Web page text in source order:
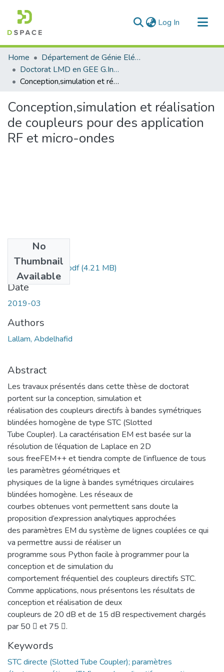
Log In (current)
Communities & Collections
All of DSpace
Statistics
Home
Département de Génie Eléctrique et Electronique
Doctorat LMD en GEE G.Indistruelle G.Productique
Conception,simulation et réalisation de coupleurs pour des application RF et micro-ondes
Conception,simulation et réalisation
de coupleurs pour des application
RF et micro-ondes
No
Thumbnail
Available
Doct.ELN.Lallam.pdf(4.21 MB)
Date
2019-03
Authors
Lallam, Abdelhafid
Abstract
Les travaux présentés dans cette thèse de doctorat
portent sur la conception, simulation et
réalisation des coupleurs directifs à bandes symétriques
blindées homogène de type STC (Slotted
Tube Coupler). La caractérisation EM est basée sur la
résolution de l’équation de Laplace en 2D
sous freeFEM++ et tiendra compte de l’influence de tous
les paramètres géométriques et
physiques de la ligne à bandes symétriques circulaires
blindées homogène. Les réseaux de
courbes obtenues vont permettent sans doute la
proposition d’expression analytiques approchées
des paramètres EM du système de lignes couplées ce qui
va permettre aussi de réaliser un
programme sous Python facile à programmer pour la
conception et de simulation du
comportement fréquentiel des coupleurs directifs STC.
Comme applications, nous présentons les résultats de
conception et réalisation de deux
coupleurs de 20 dB et de 15 dB respectivement chargés
par 50  et 75 .
Keywords
STC directe (Slotted Tube Coupler); paramètres